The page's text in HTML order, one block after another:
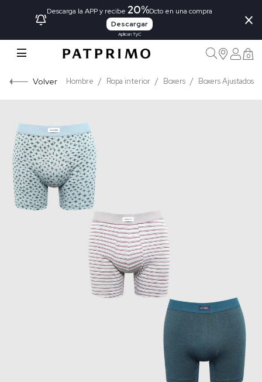
Descarga la APP y recibe 20%Dcto en una compra
Descargar
Aplican TyC
×
0
Volver Hombre Ropa interior Boxers Boxers Ajustados